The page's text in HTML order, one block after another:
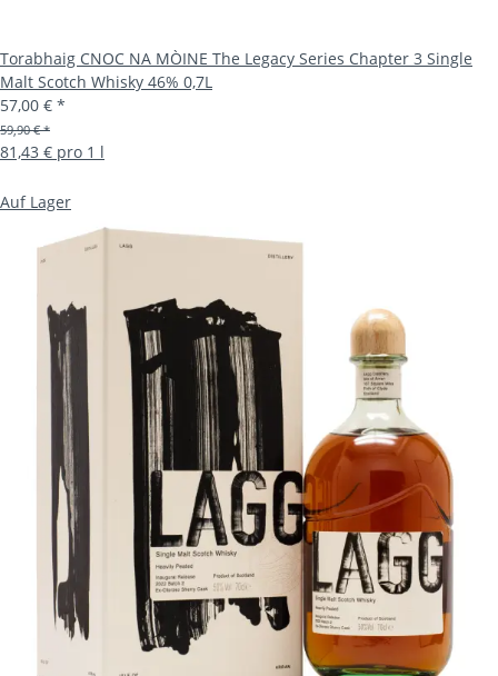
Torabhaig CNOC NA MÒINE The Legacy Series Chapter 3 Single
Malt Scotch Whisky 46% 0,7L
57,00 € *
59,90 € *
81,43 € pro 1 l
Auf Lager